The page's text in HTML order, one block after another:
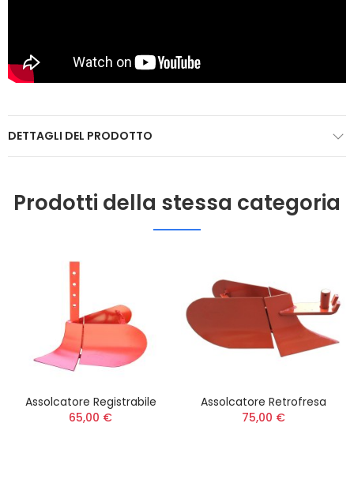
DETTAGLI DEL PRODOTTO
Prodotti della stessa categoria
Assolcatore Registrabile
65,00 €
Assolcatore Retrofresa
75,00 €